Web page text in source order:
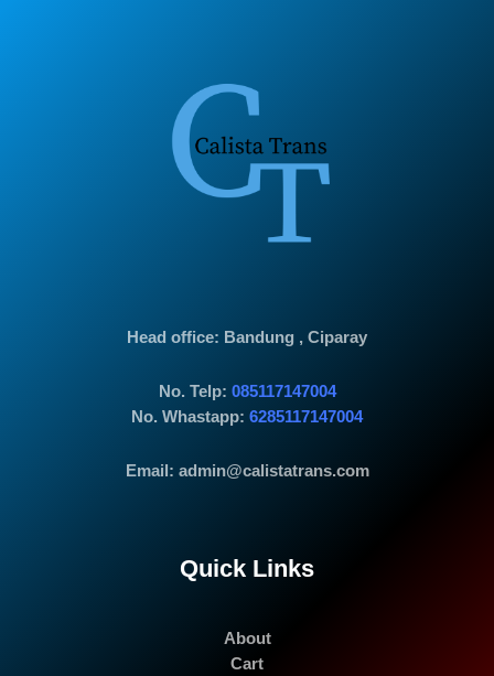
Head office: Bandung , Ciparay
No. Telp: 085117147004
No. Whastapp: 6285117147004
Email: admin@calistatrans.com
Quick Links
About
Cart